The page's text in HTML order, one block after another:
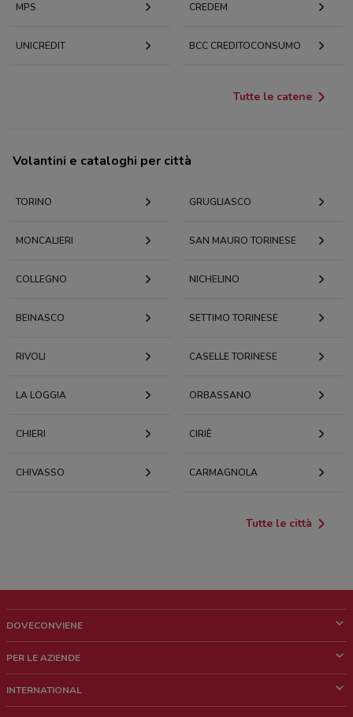
MPS CREDEM
UNICREDIT BCC CREDITOCONSUMO
Tutte le catene
Volantini e cataloghi per città
TORINO GRUGLIASCO
MONCALIERI SAN MAURO TORINESE
COLLEGNO NICHELINO
BEINASCO SETTIMO TORINESE
RIVOLI CASELLE TORINESE
LA LOGGIA ORBASSANO
CHIERI CIRIÈ
CHIVASSO CARMAGNOLA
Tutte le città
DOVECONVIENE
Chi siamo
PER LE AZIENDE
Richieste commerciali e marketing
INTERNATIONAL